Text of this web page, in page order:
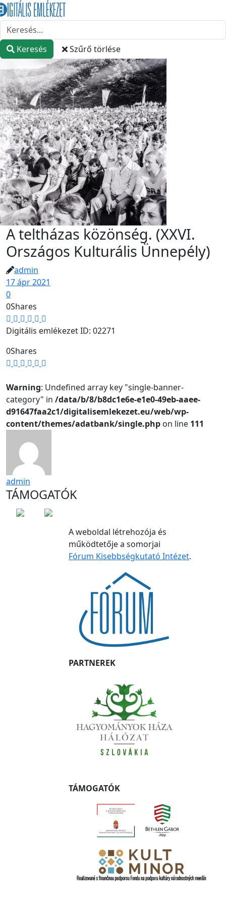
Keresés Szűrő törlése
A teltházas közönség. (XXVI.
Országos Kulturális Ünnepély)
admin
17 ápr 2021
0
0Shares
Digitális emlékezet ID: 02271
0Shares
Warning: Undefined array key "single-banner-
category" in /data/b/8/b8dc1e6e-e1e0-49eb-aaee-
d91647faa2c1/digitalisemlekezet.eu/web/wp-
content/themes/adatbank/single.php on line 111
admin
TÁMOGATÓK
A weboldal létrehozója és
működtetője a somorjai
Fórum Kisebbségkutató Intézet.
PARTNEREK
TÁMOGATÓK